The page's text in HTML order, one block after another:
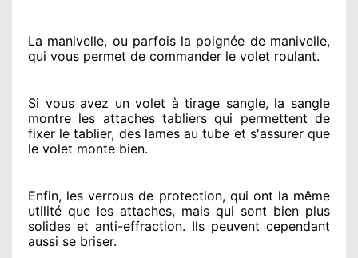
La manivelle, ou parfois la poignée de manivelle,
qui vous permet de commander le volet roulant.
Si vous avez un volet à tirage sangle, la sangle
montre les attaches tabliers qui permettent de
fixer le tablier, des lames au tube et s'assurerque
le volet monte bien.
Enfin, les verrous de protection, qui ont la même
utilité que les attaches, mais qui sont bien plus
solides et anti-effraction. Ils peuvent cependant
aussi se briser.